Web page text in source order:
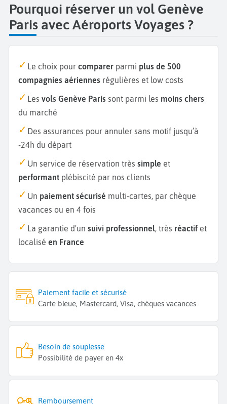
Pourquoi réserver un vol Genève
Paris avec Aéroports Voyages ?
Le choix pour comparer parmi plus de 500
compagnies aériennes régulières et low costs
Les vols Genève Paris sont parmi les moins chers
du marché
Des assurances pour annuler sans motif jusqu’à
-24h du départ
Un service de réservation très simple et
performant plébiscité par nos clients
Un paiement sécurisé multi-cartes, par chèque
vacances ou en 4 fois
La garantie d'un suivi professionnel, très réactif et
localisé en France
Paiement facile et sécurisé
Carte bleue, Mastercard, Visa, chèques vacances
Besoin de souplesse
Possibilité de payer en 4x
Remboursement